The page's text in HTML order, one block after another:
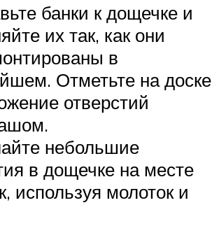
банки к дощечке и
их так, как они
в
Отметьте на доске
отверстий
небольшие
в дощечке на месте
используя молоток и